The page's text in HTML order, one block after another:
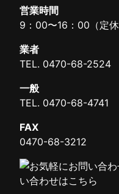
営業時間
9：00〜16：00（定休
業者
TEL. 0470-68-2524
一般
TEL. 0470-68-4741
FAX
0470-68-3212